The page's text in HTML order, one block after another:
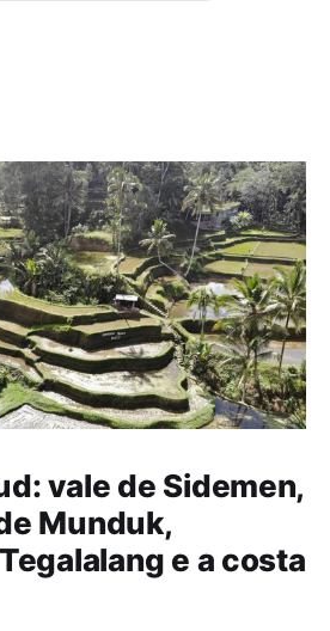
vale de Sidemen,
Munduk,
e a costa